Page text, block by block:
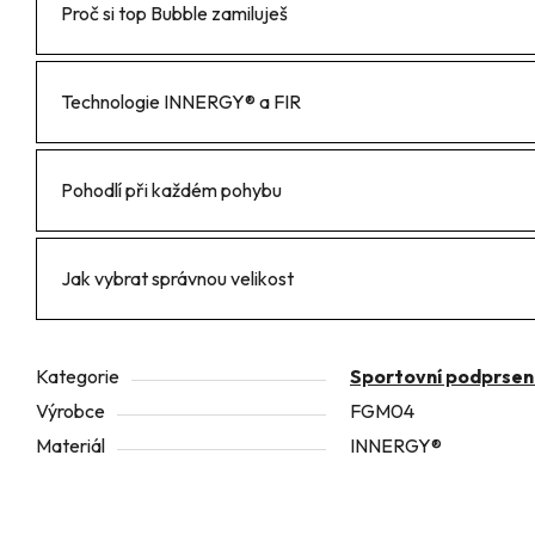
Proč si top Bubble zamiluješ
Technologie INNERGY® a FIR
Pohodlí při každém pohybu
Jak vybrat správnou velikost
Kategorie
Sportovní
Výrobce
FGM04
Materiál
INNERGY®